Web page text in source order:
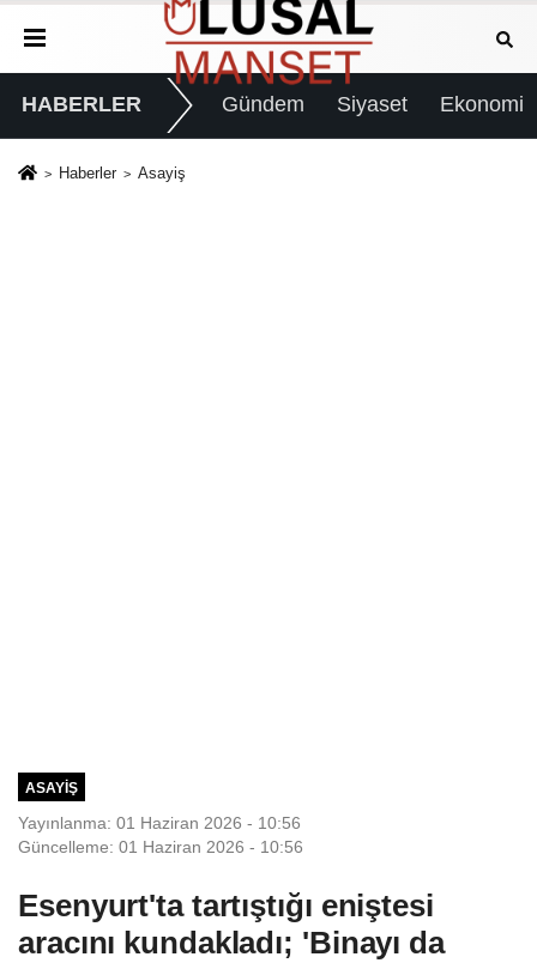
HABERLER Gündem Siyaset Ekonomi
Haberler Asayiş
ASAYIŞ
Yayınlanma: 01 Haziran 2026 - 10:56
Güncelleme: 01 Haziran 2026 - 10:56
Esenyurt'ta tartıştığı eniştesi
aracını kundakladı; 'Binayı da